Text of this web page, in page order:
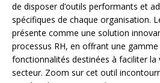
de disposer d’outils performants et
spécifiques de chaque organisation.
présente comme une solution
processus RH, en offrant une
fonctionnalités destinées à faciliter la
secteur. Zoom sur cet outil